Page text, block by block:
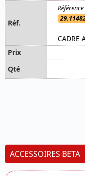
CADRE
ACCESSOIRES BETA